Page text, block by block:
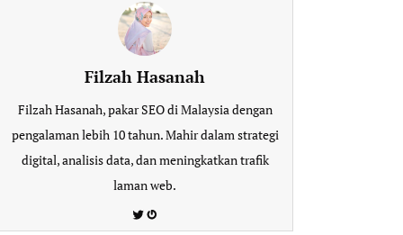
Filzah Hasanah
Filzah Hasanah, pakar SEO di Malaysia dengan
pengalaman lebih 10 tahun. Mahir dalam strategi
digital, analisis data, dan meningkatkan trafik
laman web.
Twitter
Gravatar